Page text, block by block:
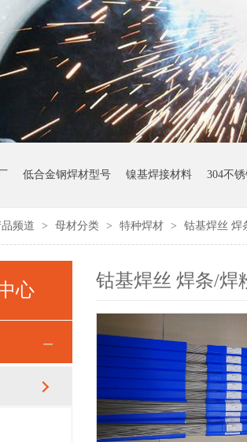
低合金钢焊材型号 镍基焊接材料 304不
品频道 > 母材分类 > 特种焊材 > 钴基焊丝 焊
心 钴基焊丝 焊条/焊